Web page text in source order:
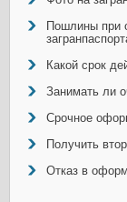
Пошлины при
Какой срок
Занимать ли
Срочное
Получить
Отказ в